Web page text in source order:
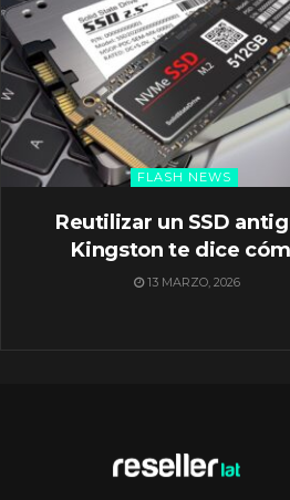
FLASH NEWS
Reutilizar un SSD
Kingston te dice
13 MARZO, 2026